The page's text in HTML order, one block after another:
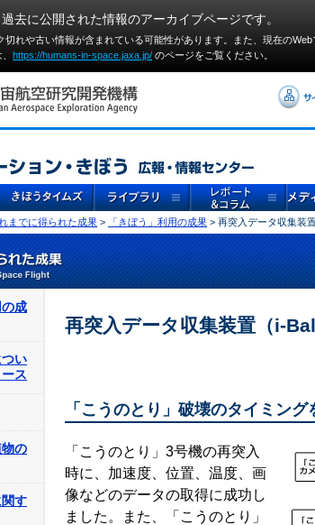
去に公開された情報のアーカイブページです。
切れや古い情報が含まれている可能性があります。また、現在の
https://humans-in-space.jaxa.jp/ のページをご覧ください。
までに得られた成果 > 「きぼう」利用の成果 > 再突入データ収集装置
の成
い
ス
の
す
再突入データ収集装置（i-Ball
「こうのとり」破壊のタイミング
「こうのとり」3号機の再突入
時に、加速度、位置、温度、画
像などのデータの取得に成功し
ました。また、「こうのとり」